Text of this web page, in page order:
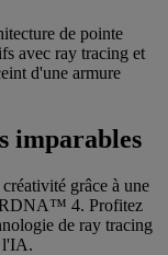
de pointe
avec ray tracing et
d'une armure
imparables
grâce à une
RDNA™ 4. Profitez
de ray tracing
l'IA.